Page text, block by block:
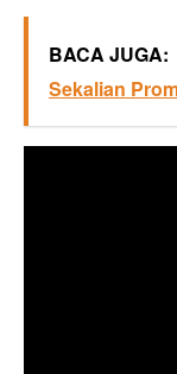
BACA JUGA:
Sekalian